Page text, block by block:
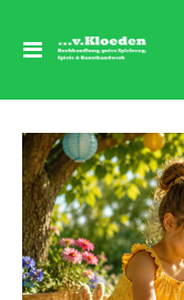
Navigation